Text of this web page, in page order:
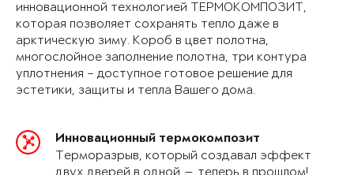
инновационной технологией ТЕРМОКОМПОЗИТ,
которая позволяет сохранять тепло даже в
арктическую зиму. Короб в цвет полотна,
многослойное заполнение полотна, три контура
уплотнения – доступное готовое решение для
эстетики, защиты и тепла Вашего дома.
Инновационный термокомпозит
Терморазрыв, который создавал эффект